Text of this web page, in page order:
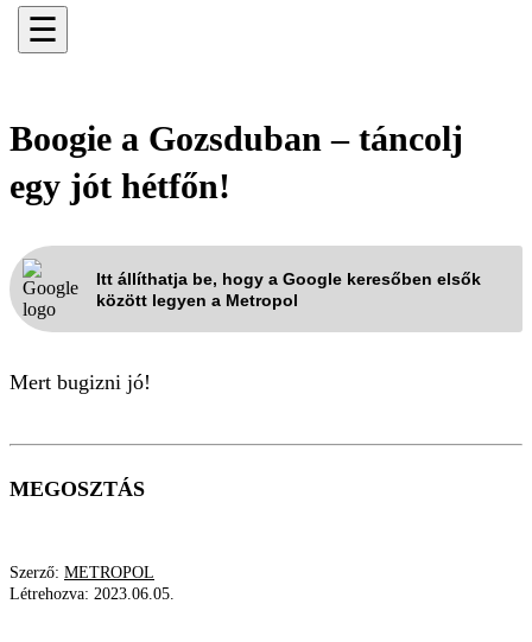
☰
Boogie a Gozsduban – táncolj
egy jót hétfőn!
Itt állíthatja be, hogy a Google keresőben elsők
között legyen a Metropol
Mert bugizni jó!
MEGOSZTÁS
Szerző: METROPOL
Létrehozva: 2023.06.05.